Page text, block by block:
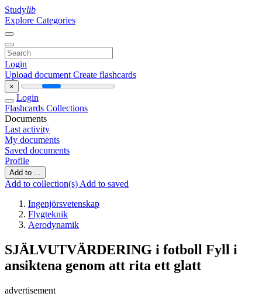
Studylib
Explore Categories
Login
Upload document Create flashcards
×
Login
Flashcards Collections
Documents
Last activity
My documents
Saved documents
Profile
Add to ...
Add to collection(s) Add to saved
Ingenjörsvetenskap
Flygteknik
Aerodynamik
SJÄLVUTVÄRDERING i fotboll Fyll i
ansiktena genom att rita ett glatt
advertisement